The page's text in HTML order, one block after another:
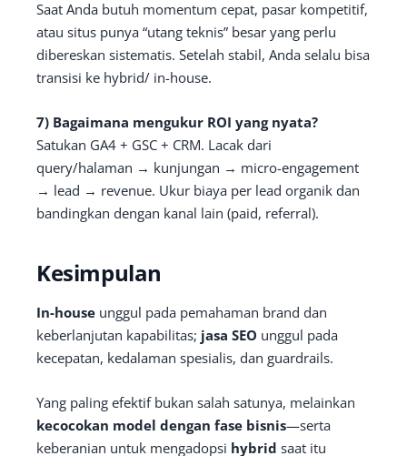
Saat Anda butuh momentum cepat, pasar kompetitif,
atau situs punya “utang teknis” besar yang perlu
dibereskan sistematis. Setelah stabil, Anda selalu bisa
transisi ke hybrid/ in-house.
7) Bagaimana mengukur ROI yang nyata?
Satukan GA4 + GSC + CRM. Lacak dari
query/halaman → kunjungan → micro-engagement
→ lead → revenue. Ukur biaya per lead organik dan
bandingkan dengan kanal lain (paid, referral).
Kesimpulan
In-house unggul pada pemahaman brand dan
keberlanjutan kapabilitas; jasa SEO unggul pada
kecepatan, kedalaman spesialis, dan guardrails.
Yang paling efektif bukan salah satunya, melainkan
kecocokan model dengan fase bisnis—serta
keberanian untuk mengadopsi hybrid saat itu